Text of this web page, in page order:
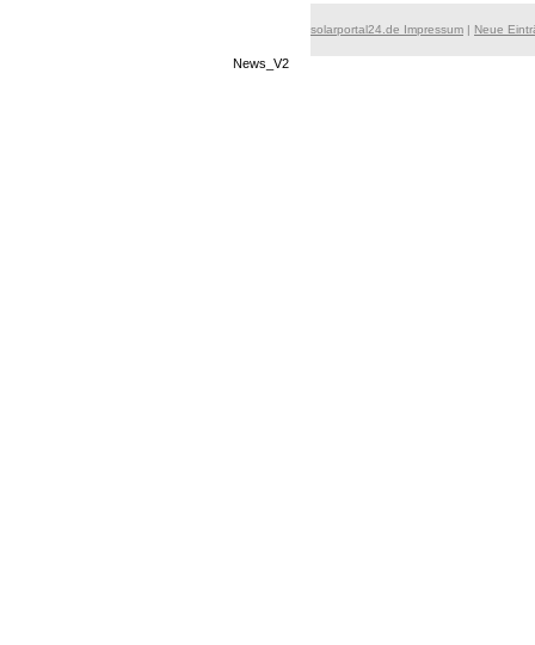
solarportal24.de Impressum | Neue
News_V2